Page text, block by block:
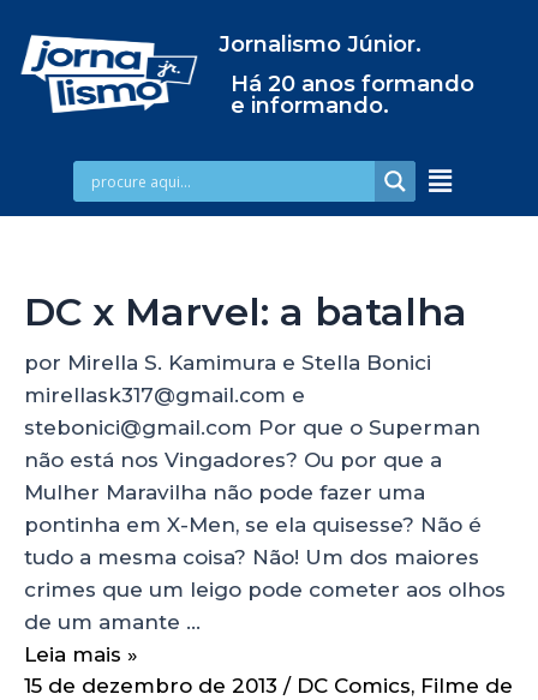
Jornalismo Júnior.
Há 20 anos formando
e informando.
DC x Marvel: a batalha
por Mirella S. Kamimura e Stella Bonici
mirellask317@gmail.com e
stebonici@gmail.com Por que o Superman
não está nos Vingadores? Ou por que a
Mulher Maravilha não pode fazer uma
pontinha em X-Men, se ela quisesse? Não é
tudo a mesma coisa? Não! Um dos maiores
crimes que um leigo pode cometer aos olhos
de um amante …
Leia mais »
15 de dezembro de 2013 / DC Comics, Filme de